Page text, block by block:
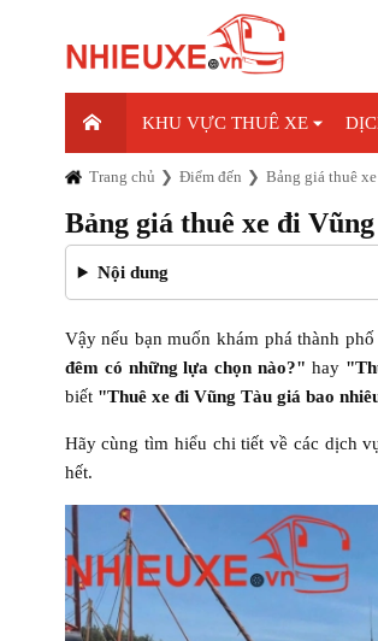
KHU VỰC THUÊ XE
Trang chủ Điểm đến Bảng giá thuê
Bảng giá thuê xe đi
Nội dung
Vậy nếu bạn muốn khám phá thành
đêm có những lựa chọn nào?" hay
biết "Thuê xe đi Vũng Tàu giá bao
Hãy cùng tìm hiểu chi tiết về các dịch
hết.